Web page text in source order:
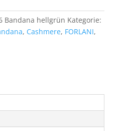
Bandana hellgrün Kategorie:
, Cashmere, FORLANI,